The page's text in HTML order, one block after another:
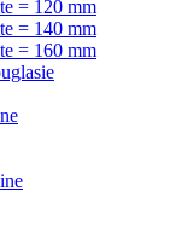
= 120 mm
= 140 mm
= 160 mm